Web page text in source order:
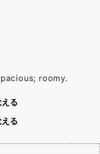
roomy.
る
る